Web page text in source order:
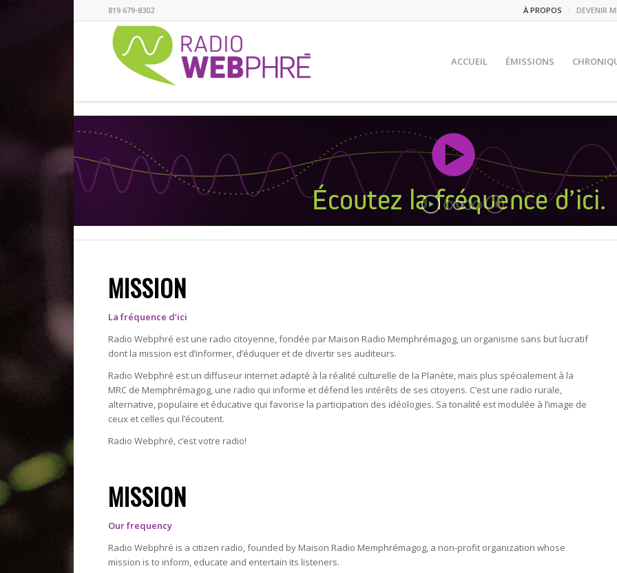
À PROPOS DEVENIR
819 679-8302
ACCUEIL ÉMISSIONS
MISSION
La fréquence d’ici
Radio Webphré est une radio citoyenne, fondée par Maison Radio Memphrémagog, un organisme sans but lucratif
dont la mission est d’informer, d’éduquer et de divertir ses auditeurs.
Radio Webphré est un diffuseur internet adapté à la réalité culturelle de la Planète, mais plus spécialement à la
MRC de Memphrémagog, une radio qui informe et défend les intérêts de ses citoyens. C’est une radio rurale,
alternative, populaire et éducative qui favorise la participation des idéologies. Sa tonalité est modulée à l’image de
ceux et celles qui l’écoutent.
Radio Webphré, c’est votre radio!
MISSION
Our frequency
Radio Webphré is a citizen radio, founded by Maison Radio Memphrémagog, a non-profit organization whose
mission is to inform, educate and entertain its listeners.